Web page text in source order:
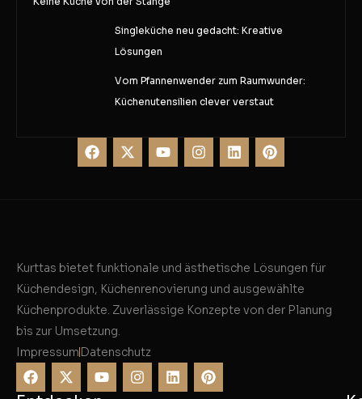
Singleküche neu gedacht: Kreative
Lösungen
Vom Pfannenwender zum Raumwunder:
Küchenutensilien clever verstaut
Kurttas bietet funktionale und ästhetische Lösungen für
Küchendesign, Küchenrenovierung und ausgewählte
Küchenprodukte. Zuverlässige Konzepte von der Planung
bis zur Umsetzung.
Impressum Datenschutz